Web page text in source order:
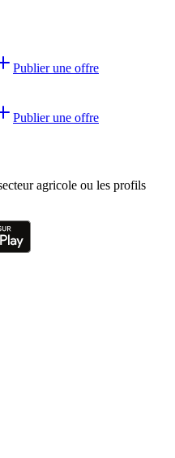
Publier une offre
Publier une offre
agricole ou les profils